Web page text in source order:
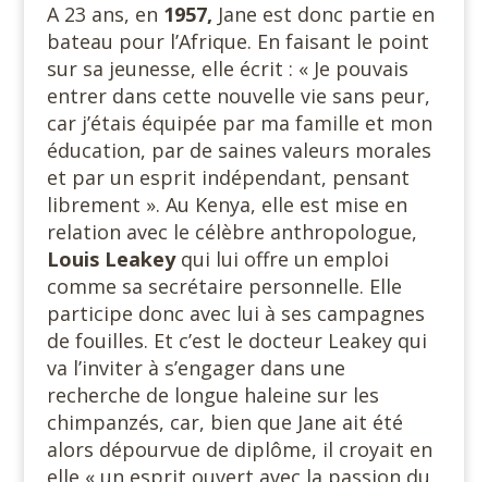
A 23 ans, en 1957, Jane est donc partie en
bateau pour l’Afrique. En faisant le point
sur sa jeunesse, elle écrit : « Je pouvais
entrer dans cette nouvelle vie sans peur,
car j’étais équipée par ma famille et mon
éducation, par de saines valeurs morales
et par un esprit indépendant, pensant
librement ». Au Kenya, elle est mise en
relation avec le célèbre anthropologue,
Louis Leakeyqui lui offre un emploi
comme sa secrétaire personnelle. Elle
participe donc avec lui à ses campagnes
de fouilles. Et c’est le docteur Leakey qui
va l’inviter à s’engager dans une
recherche de longue haleine sur les
chimpanzés, car, bien que Jane ait été
alors dépourvue de diplôme, il croyait en